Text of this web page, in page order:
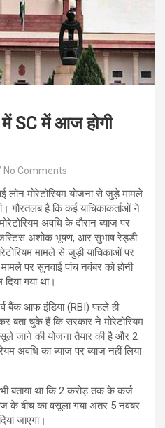
में SC में आज होगी
No Comments
लोन मोरेटोरियम योजना से जुड़े मामले
गौरतलब है कि कई याचिकाकर्ताओं ने
अवधि के दौरान ब्याज पर
अशोक भूषण, आर सुभाष रेड्डी
मामले से जुड़ी याचिकाओं पर
पर सुनवाई पांच नवंबर को होनी
गया था।
बैंक आफ इंडिया (RBI) पहले ही
बता चुके हैं कि सरकार ने मोरेटोरियम
जाने की योजना तैयार की है और 2
अवधि का ब्याज पर ब्याज नहीं लिया
बताया था कि 2 करोड़ तक के कर्ज
के बीच का वसूला गया अंतर 5 नवंबर
जाएगा।